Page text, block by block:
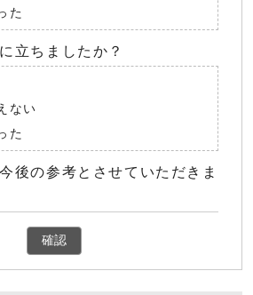
た
立ちましたか？
ない
た
後の参考とさせていただきま
確認